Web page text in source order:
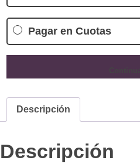
Pagar en Cuotas
Descripción
Descripción